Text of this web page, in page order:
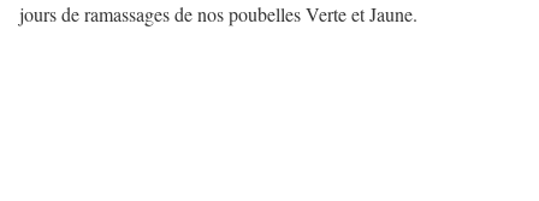
jours de ramassages de nos poubelles Verte et Jaune.